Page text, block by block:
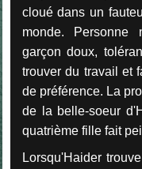
cloué dans un
monde. Personne
garçon doux,
trouver du travail et
de préférence. La
de la belle-soeur
quatrième fille fait
Lorsqu'Haider